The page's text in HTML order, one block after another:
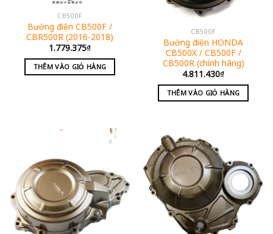
CB500F
Bưởng điện CB500F /
CBR500R (2016-2018)
1.779.375₫
THÊM VÀO GIỎ HÀNG
CB500F
Bưởng điện HONDA
CB500X / CB500F /
CB500R (chính hãng)
4.811.430₫
THÊM VÀO GIỎ HÀNG